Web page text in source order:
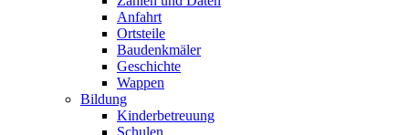
Anfahrt
Ortsteile
Baudenkmäler
Geschichte
Wappen
Bildung
Kinderbetreuung
Schulen